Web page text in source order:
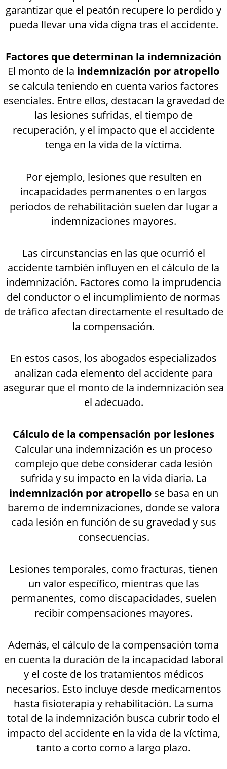
garantizar que el peatón recupere lo perdido y
pueda llevar una vida digna tras el accidente.
Factores que determinan la indemnización
El monto de la indemnización por atropello
se calcula teniendo en cuenta varios factores
esenciales. Entre ellos, destacan la gravedad de
las lesiones sufridas, el tiempo de
recuperación, y el impacto que el accidente
tenga en la vida de la víctima.
Por ejemplo, lesiones que resulten en
incapacidades permanentes o en largos
periodos de rehabilitación suelen dar lugar a
indemnizaciones mayores.
Las circunstancias en las que ocurrió el
accidente también influyen en el cálculo de la
indemnización. Factores como la imprudencia
del conductor o el incumplimiento de normas
de tráfico afectan directamente el resultado de
la compensación.
En estos casos, los abogados especializados
analizan cada elemento del accidente para
asegurar que el monto de la indemnización sea
el adecuado.
Cálculo de la compensación por lesiones
Calcular una indemnización es un proceso
complejo que debe considerar cada lesión
sufrida y su impacto en la vida diaria. La
indemnización por atropellose basa en un
baremo de indemnizaciones, donde se valora
cada lesión en función de su gravedad y sus
consecuencias.
Lesiones temporales, como fracturas, tienen
un valor específico, mientras que las
permanentes, como discapacidades, suelen
recibir compensaciones mayores.
Además, el cálculo de la compensación toma
en cuenta la duración de la incapacidad laboral
y el coste de los tratamientos médicos
necesarios. Esto incluye desde medicamentos
hasta fisioterapia y rehabilitación. La suma
total de la indemnización busca cubrir todo el
impacto del accidente en la vida de la víctima,
tanto a corto como a largo plazo.